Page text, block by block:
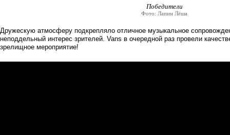
Победители
Фото: Лапин Лёша
Дружескую атмосферу подкрепляло отличное музыкальное
неподдельный интерес зрителей. Vans в очередной раз провели
зрелищное мероприятие!